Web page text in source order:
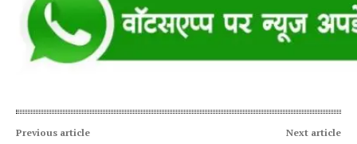
Previous article Next article